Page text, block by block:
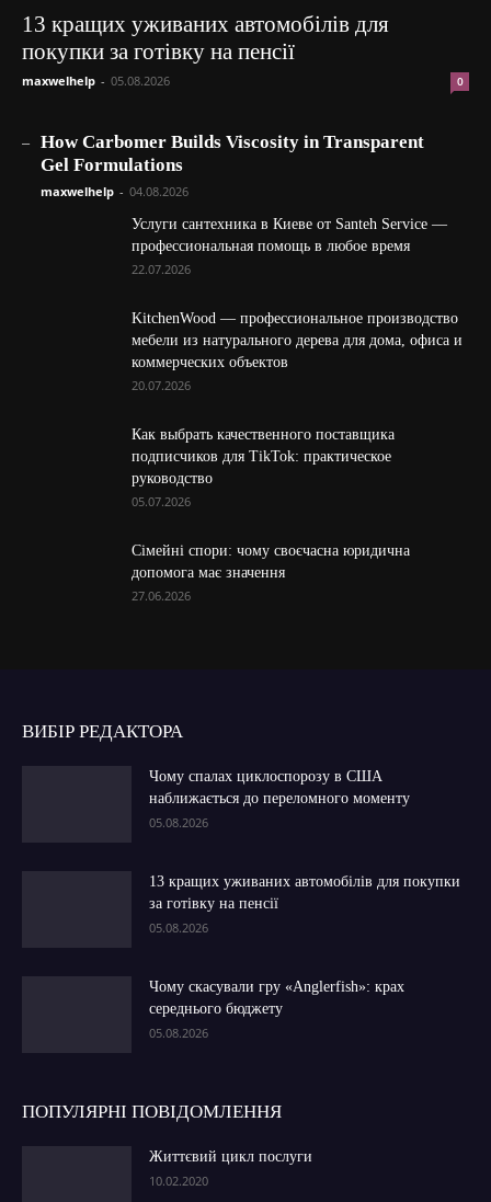
13 кращих уживаних автомобілів для
покупки за готівку на пенсії
maxwelhelp - 05.08.2026 0
How Carbomer Builds Viscosity in Transparent
Gel Formulations
maxwelhelp - 04.08.2026
Услуги сантехника в Киеве от Santeh Service —
профессиональная помощь в любое время
22.07.2026
KitchenWood — профессиональное производство
мебели из натурального дерева для дома, офиса и
коммерческих объектов
20.07.2026
Как выбрать качественного поставщика
подписчиков для TikTok: практическое
руководство
05.07.2026
Сімейні спори: чому своєчасна юридична
допомога має значення
27.06.2026
ВИБІР РЕДАКТОРА
Чому спалах циклоспорозу в США
наближається до переломного моменту
05.08.2026
13 кращих уживаних автомобілів для покупки
за готівку на пенсії
05.08.2026
Чому скасували гру «Anglerfish»: крах
середнього бюджету
05.08.2026
ПОПУЛЯРНІ ПОВІДОМЛЕННЯ
Життєвий цикл послуги
10.02.2020